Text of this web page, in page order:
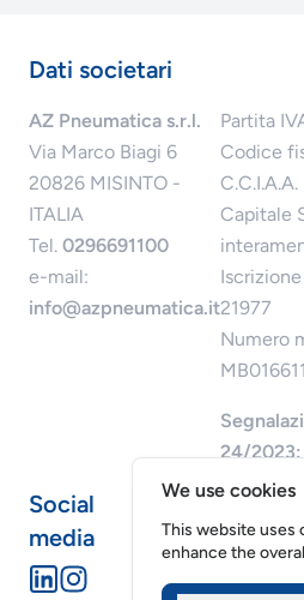
Dati societari
AZ Pneumatica s.r.l.
Via Marco Biagi 6
20826 MISINTO -
ITALIA
Tel. 0296691100
e-mail:
info@azpneumatica.it
Partita
Codice
Capitale
21977
Numero
MB016611
24/
Social
media
We use cookies
This website uses
enhance the